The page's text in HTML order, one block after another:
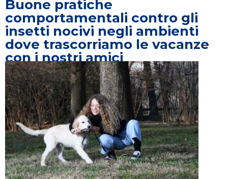
Buone pratiche
comportamentali contro gli
insetti nocivi negli ambienti
dove trascorriamo le vacanze
con i nostri amici